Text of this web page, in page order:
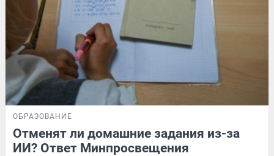
ОБРАЗОВАНИЕ
Отменят ли домашние задания из-за
ИИ? Ответ Минпросвещения